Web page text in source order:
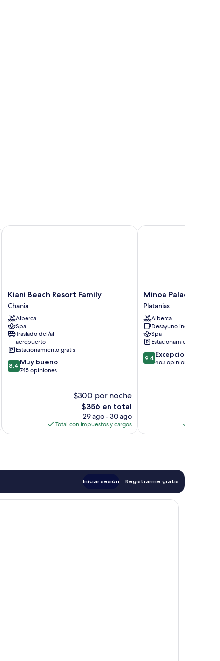
Kiani
Beach
Resort
Family
Chania
Kiani Beach Resort Family
Chania
Alberca
Spa
Traslado del/al
aeropuerto
Estacionamiento gratis
8.4
de
8.4 Muy bueno
745 opiniones
$300 por noche
El
precio
actual
es
$356 en total
29 ago - 30 ago
Total con impuestos y cargos
Kiani Beach Resort Family
Minoa
Palace
Resort
Platanias
Minoa Palace Resort
Platanias
Alberca
Desayuno incluido
Spa
Estacionamiento gratis
9.4
de
9.4 Excepcional
463 opiniones
Minoa Palace Resort
Iniciar sesión Registrarme gratis